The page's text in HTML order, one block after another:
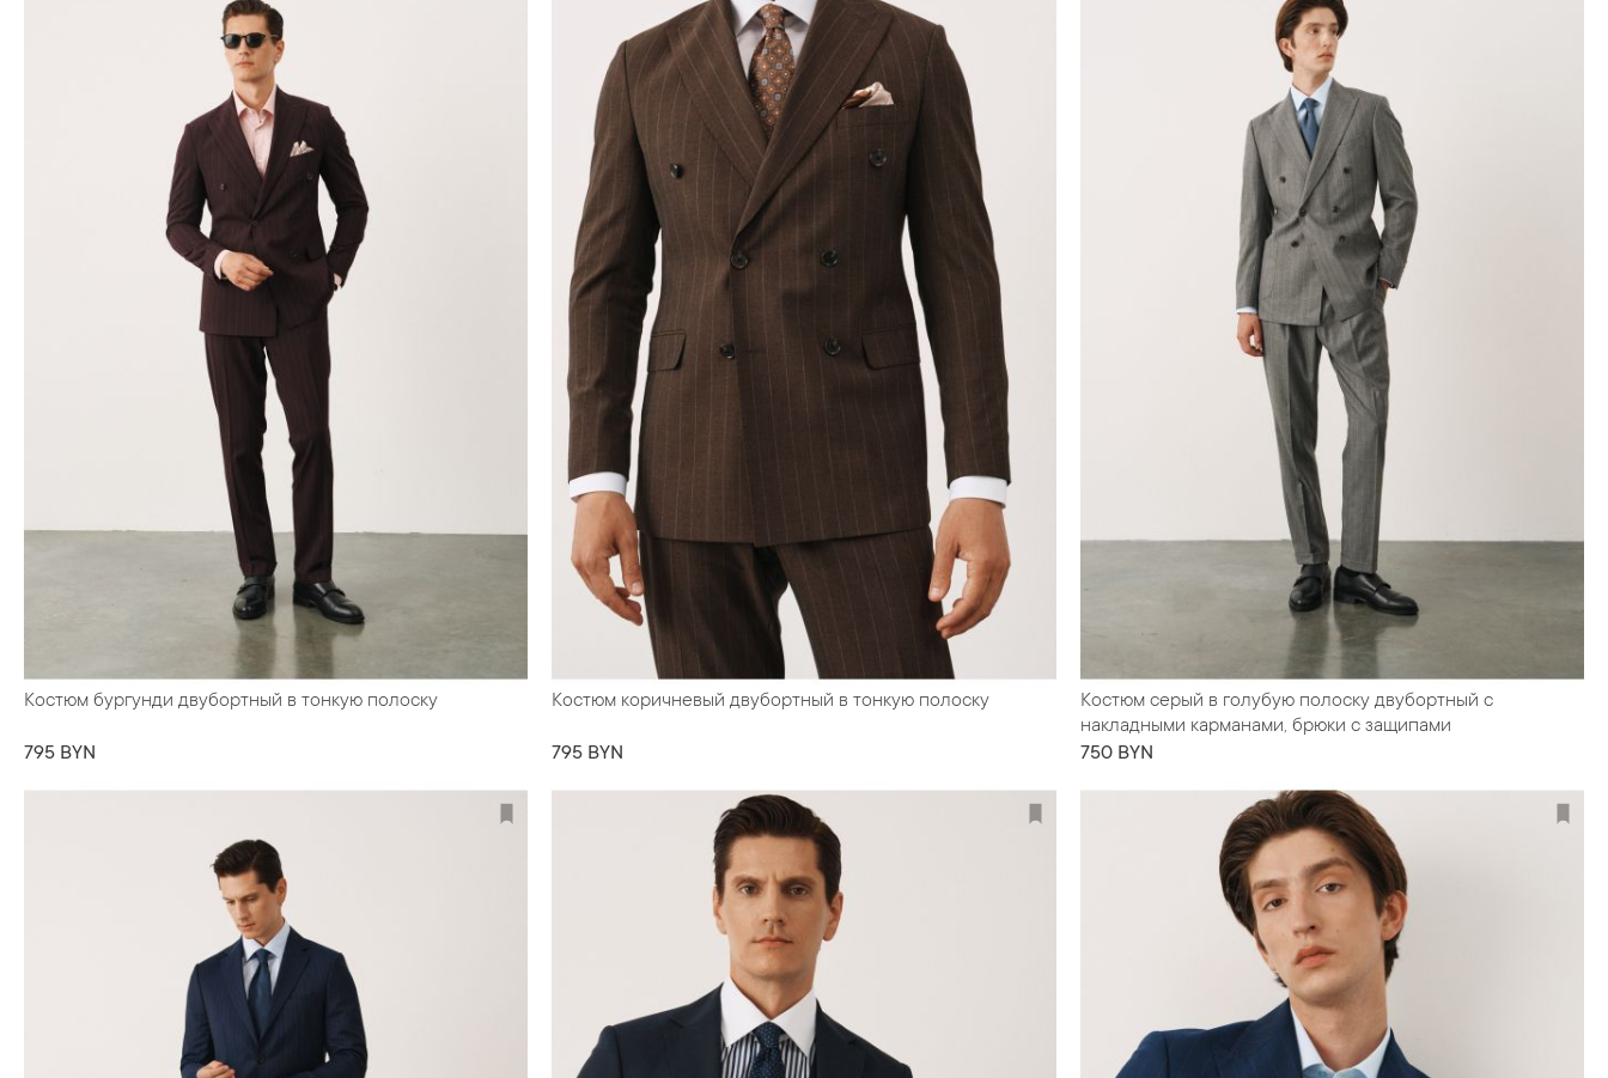
Костюм бургунди двубортный в тонкую полоску
795 BYN
Костюм коричневый двубортный в тонкую полоску
795 BYN
Костюм серый в голубую полоску двубортный с
накладными карманами, брюки с защипами
750 BYN